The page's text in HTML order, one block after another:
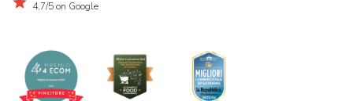
4,7/5 on Google